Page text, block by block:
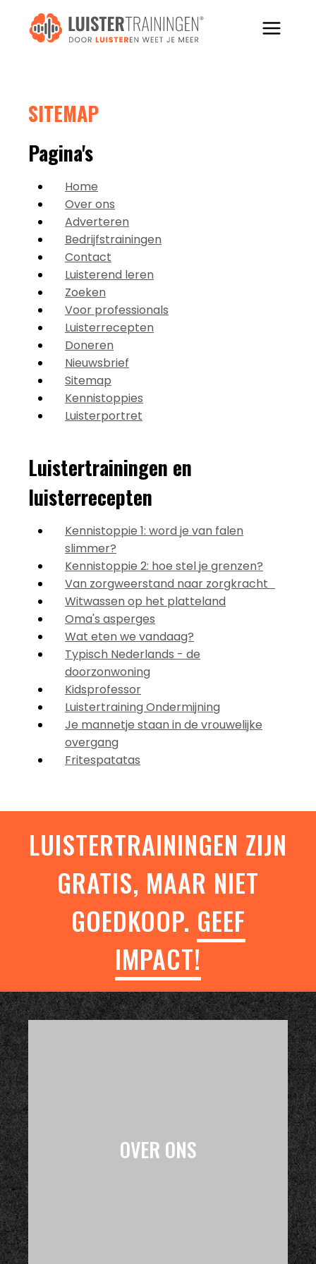
inhoud
SITEMAP
Pagina's
Home
Over ons
Adverteren
Bedrijfstrainingen
Contact
Luisterend leren
Zoeken
Voor professionals
Luisterrecepten
Doneren
Nieuwsbrief
Sitemap
Kennistoppies
Luisterportret
Luistertrainingen en
luisterrecepten
Kennistoppie 1: word je van falen
slimmer?
Kennistoppie 2: hoe stel je grenzen?
Van zorgweerstand naar zorgkracht
Witwassen op het platteland
Oma's asperges
Wat eten we vandaag?
Typisch Nederlands - de
doorzonwoning
Kidsprofessor
Luistertraining Ondermijning
Je mannetje staan in de vrouwelijke
overgang
Fritespatatas
LUISTERTRAININGEN ZIJN
GRATIS, MAAR NIET
GOEDKOOP. GEEF
IMPACT!
OVER ONS